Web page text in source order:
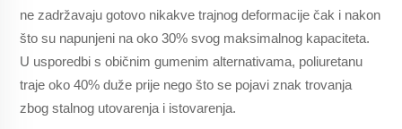
ne zadržavaju gotovo nikakve trajnog deformacije čak i nakon
što su napunjeni na oko 30% svog maksimalnog kapaciteta.
U usporedbi s običnim gumenim alternativama, poliuretanu
traje oko 40% duže prije nego što se pojavi znak trovanja
zbog stalnog utovarenja i istovarenja.